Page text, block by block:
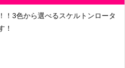
！3色から選べるスケルトンロータ
！